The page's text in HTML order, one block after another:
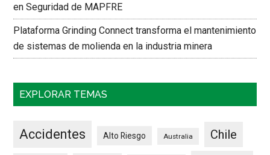
en Seguridad de MAPFRE
Plataforma Grinding Connect transforma el mantenimiento
de sistemas de molienda en la industria minera
EXPLORAR TEMAS
Accidentes Alto Riesgo Australia Chile